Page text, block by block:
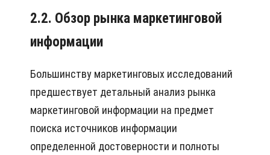
2.2. Обзор рынка маркетинговой
информации
Большинству маркетинговых исследований
предшествует детальный анализ рынка
маркетинговой информации на предмет
поиска источников информации
определенной достоверности и полноты